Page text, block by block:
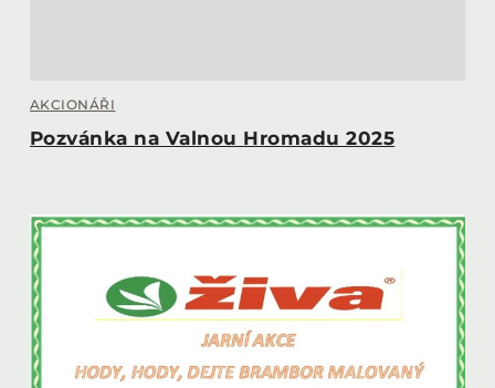
AKCIONÁŘI
Pozvánka na Valnou Hromadu 2025